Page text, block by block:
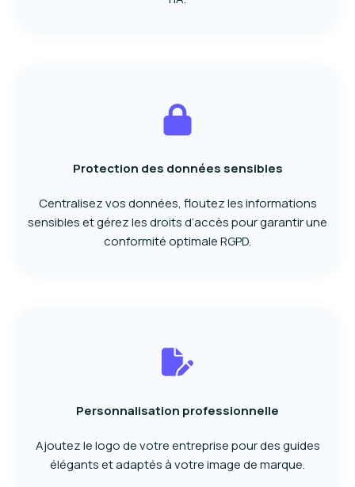
Protection des données sensibles
Centralisez vos données, floutez les informations
sensibles et gérez les droits d’accès pour garantir une
conformité optimale RGPD.
Personnalisation professionnelle
Ajoutez le logo de votre entreprise pour des guides
élégants et adaptés à votre image de marque.